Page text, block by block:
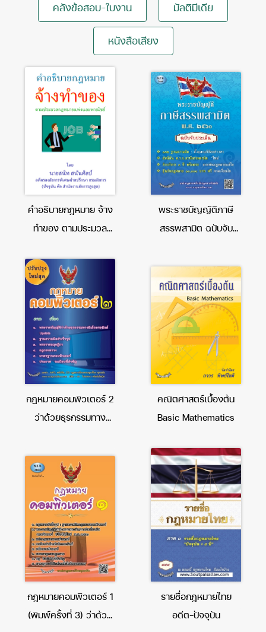
คลังข้อสอบ-ใบงาน มัลติมีเดีย
หนังสือเสียง
คำอธิบายกฎหมาย จ้าง
ทำของ ตามประมวล
พาณิชย์
พระราชบัญญัติภาษี
สรรพสามิต ฉบับจับ
กฎหมายคอมพิวเตอร์ 2
ว่าด้วยธุรกรรมทาง
คณิตศาสตร์เบื้องต้น
Basic Mathematics
กฎหมายคอมพิวเตอร์ 1
(พิมพ์ครั้งที่ 3) ว่าด้วย
รายชื่อกฎหมายไทย
อดีต-ปัจจุบัน